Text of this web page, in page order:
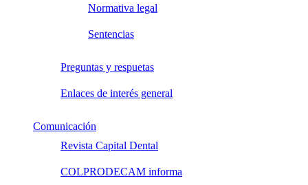
Normativa legal
Sentencias
Preguntas y respuetas
Enlaces de interés general
Comunicación
Revista Capital Dental
COLPRODECAM informa